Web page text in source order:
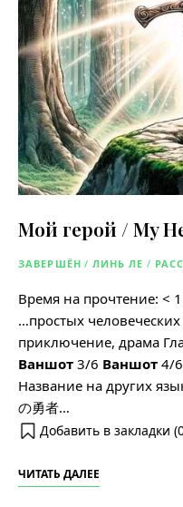
Мой герой / My
ЗАВЕРШЁН / ЛИНЬ ЛЕ /
Время на прочтение: < 1
…простых
приключение, драма
Ваншот 3/6 Ваншот 4/6
Название на других
の勇者…
Добавить в закладки (
ЧИТАТЬ ДАЛЕЕ